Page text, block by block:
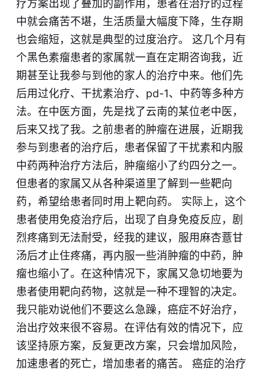
疗方案出现了叠加的副作用，患者在治疗的过程
中就会痛苦不堪，生活质量大幅度下降，生存期
也会缩短，这就是典型的过度治疗。 这几个月有
个黑色素瘤患者的家属就一直在定期咨询我，近
期甚至让我参与到他的家人的治疗中来。他们先
后用过化疗、干扰素治疗、pd-1、中药等多种方
法。在中医方面，先是找了云南的某位老中医，
后来又找了我。之前患者的肿瘤在进展，近期我
参与到患者的治疗后，患者保留了干扰素和内服
中药两种治疗方法后，肿瘤缩小了约四分之一。
但患者的家属又从各种渠道里了解到一些靶向
药，希望给患者同时用上靶向药。 实际上，这个
患者使用免疫治疗后，出现了自身免疫反应，剧
烈疼痛到无法耐受，经我的建议，服用麻杏薏甘
汤后才止住疼痛，再内服一些消肿瘤的中药，肿
瘤也缩小了。在这种情况下，家属又急切地要为
患者使用靶向药物，这就是一种不理智的决定。
我只能劝说他们不要这么急躁，癌症不好治疗，
治出疗效来很不容易。在评估有效的情况下，应
该坚持原方案，反复更改方案，只会增加风险，
加速患者的死亡，增加患者的痛苦。 癌症的治疗